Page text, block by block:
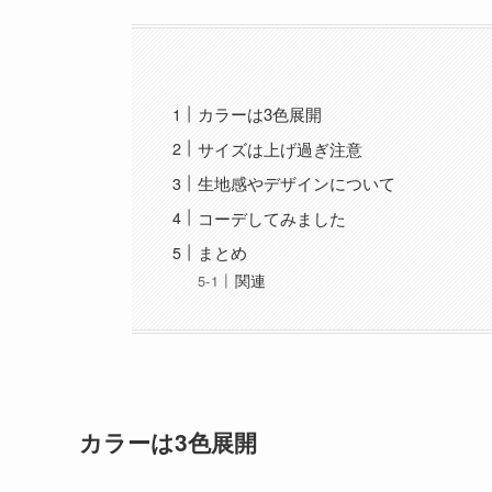
カラーは3色展開
サイズは上げ過ぎ注意
生地感やデザインについて
コーデしてみました
まとめ
関連
カラーは3色展開